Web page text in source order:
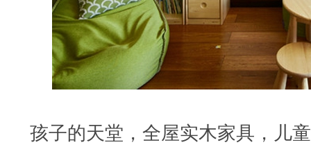
孩子的天堂，全屋实木家具，儿